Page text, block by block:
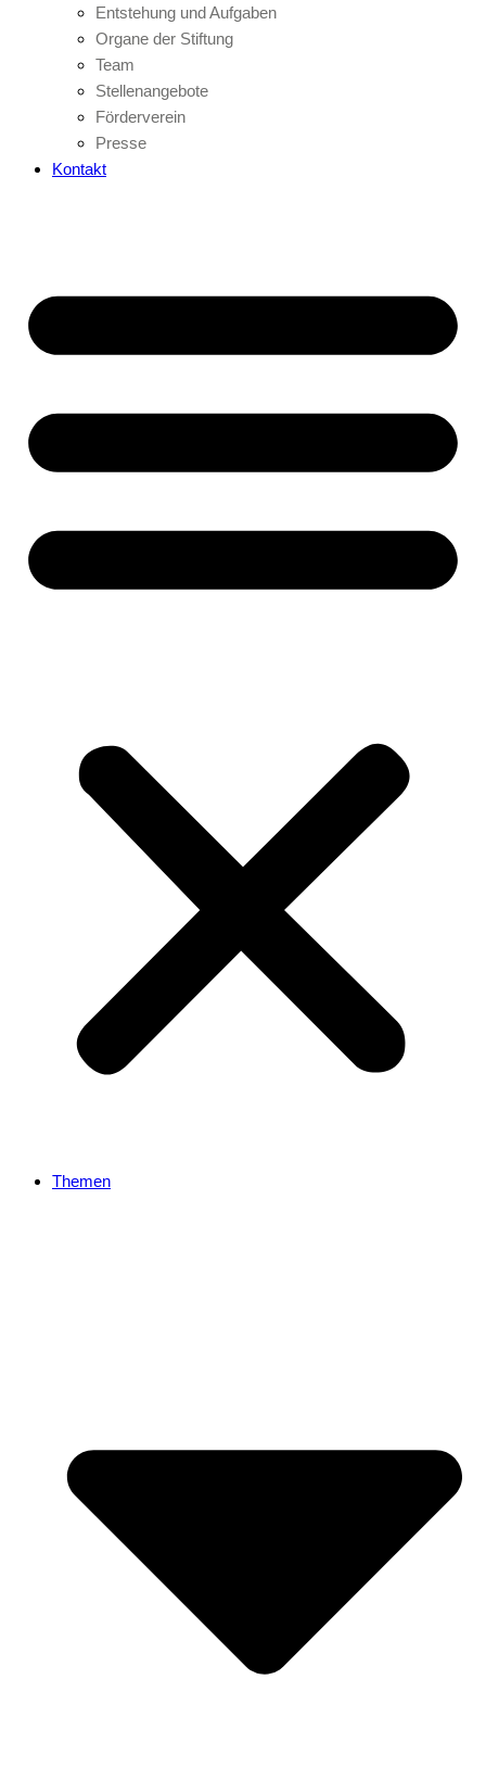
Entstehung und Aufgaben
Organe der Stiftung
Team
Stellenangebote
Förderverein
Presse
Kontakt
Themen